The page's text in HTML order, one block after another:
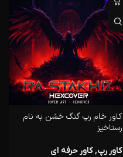
کاور رپ حرفه ای با فایل لایه باز
تومان259,000 تومان159,000